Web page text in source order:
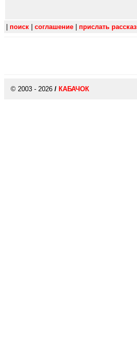
поиск соглашение прислать рассказ
© 2003 - 2026 / КАБАЧОК